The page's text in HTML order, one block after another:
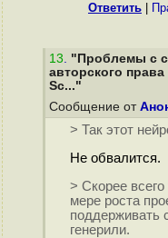
Ответить
13. "Проблемы с
авторского
Sc..."
Сообщение от
> Так этот
Не обвалится.
> Скорее
мере роста
поддерживать
генерили.